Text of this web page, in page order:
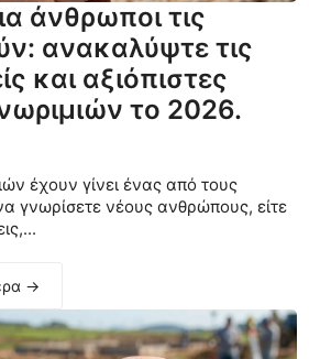
άνθρωποι τις
ανακαλύψτε τις
και αξιόπιστες
το 2026.
έχουν γίνει ένας από τους
γνωρίσετε νέους ανθρώπους, είτε
→